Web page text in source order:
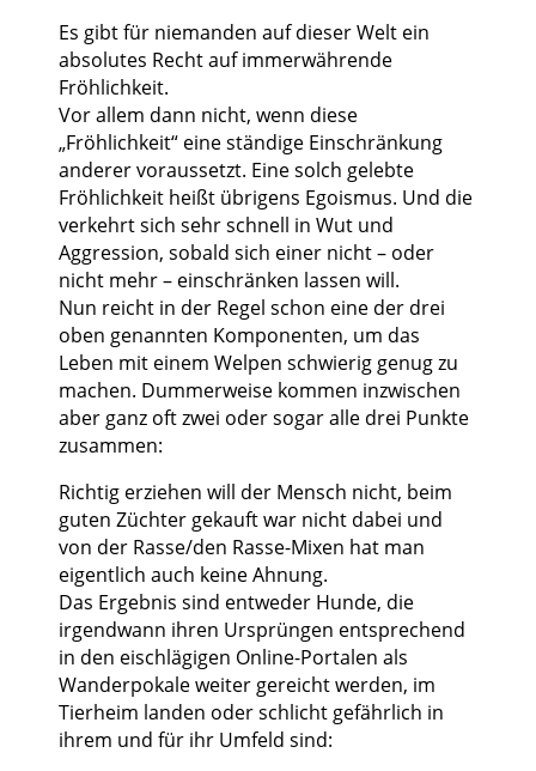
Es gibt für niemanden auf dieser Welt ein
absolutes Recht auf immerwährende
Fröhlichkeit.
Vor allem dann nicht, wenn diese
„Fröhlichkeit“ eine ständige Einschränkung
anderer voraussetzt. Eine solch gelebte
Fröhlichkeit heißt übrigens Egoismus. Und die
verkehrt sich sehr schnell in Wut und
Aggression, sobald sich einer nicht – oder
nicht mehr – einschränken lassen will.
Nun reicht in der Regel schon eine der drei
oben genannten Komponenten, um das
Leben mit einem Welpen schwierig genug zu
machen. Dummerweise kommen inzwischen
aber ganz oft zwei oder sogar alle drei Punkte
zusammen:
Richtig erziehen will der Mensch nicht, beim
guten Züchter gekauft war nicht dabei und
von der Rasse/den Rasse-Mixen hat man
eigentlich auch keine Ahnung.
Das Ergebnis sind entweder Hunde, die
irgendwann ihren Ursprüngen entsprechend
in den eischlägigen Online-Portalen als
Wanderpokale weiter gereicht werden, im
Tierheim landen oder schlicht gefährlich in
ihrem und für ihr Umfeld sind: